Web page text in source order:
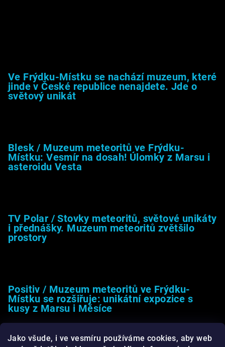
Jako všude, i ve vesmíru používáme cookies, aby web
Ve Frýdku-Místku se nachází muzeum, které
jinde v České republice nenajdete. Jde o
světový unikát
Blesk / Muzeum meteoritů ve Frýdku-
Místku: Vesmír na dosah! Úlomky z Marsu i
asteroidu Vesta
TV Polar / Stovky meteoritů, světové unikáty
i přednášky. Muzeum meteoritů zvětšilo
prostory
Positiv / Muzeum meteoritů ve Frýdku-
Místku se rozšiřuje: unikátní expozice s
kusy z Marsu i Měsíce